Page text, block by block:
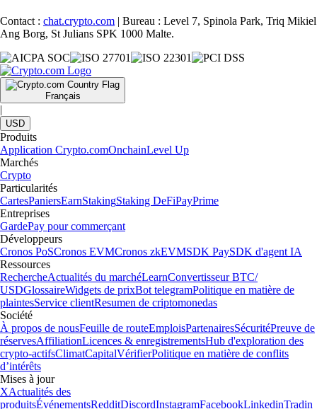
Contact : chat.crypto.com | Bureau : Level 7, Spinola Park, Triq Mikiel
Ang Borg, St Julians SPK 1000 Malte.
Français
|
USD
Produits
Application Crypto.comOnchainLevel Up
Marchés
Crypto
Particularités
CartesPaniersEarnStakingStaking DeFiPayPrime
Entreprises
GardePay pour commerçant
Développeurs
Cronos PoSCronos EVMCronos zkEVMSDK PaySDK d'agent IA
Ressources
RechercheActualités du marchéLearnConvertisseur BTC/
USDGlossaireWidgets de prixBot telegramPolitique en matière de
plaintesService clientResumen de criptomonedas
Société
À propos de nousFeuille de routeEmploisPartenairesSécuritéPreuve de
réservesAffiliationLicences & enregistrementsHub d'exploration des
crypto-actifsClimatCapitalVérifierPolitique en matière de conflits
d’intérêts
Mises à jour
XActualités des
produitsÉvénementsRedditDiscordInstagramFacebookLinkedinTradin